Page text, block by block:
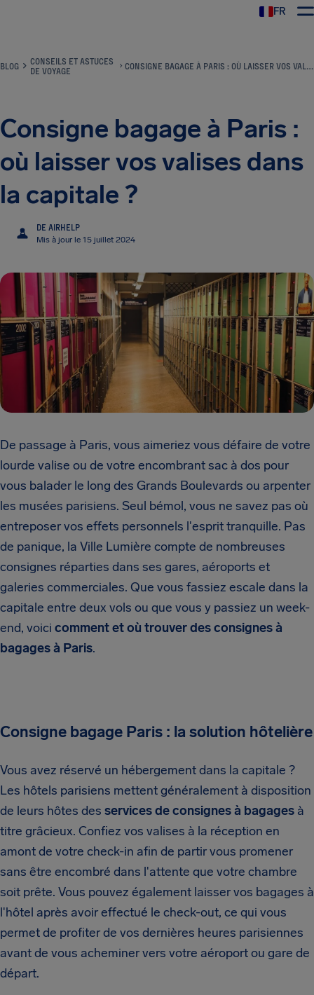
FR
BLOG
CONSEILS ET ASTUCES
DE VOYAGE
CONSIGNE BAGAGE À PARIS : OÙ LAISSER VOS VALISES DANS LA CAPITALE ?
Consigne bagage à Paris :
où laisser vos valises dans
la capitale ?
A
DE AIRHELP
Mis à jour le 15 juillet 2024
De passage à Paris, vous aimeriez vous défaire de votre
lourde valise ou de votre encombrant sac à dos pour
vous balader le long des Grands Boulevards ou arpenter
les musées parisiens. Seul bémol, vous ne savez pas où
entreposer vos effets personnels l'esprit tranquille. Pas
de panique, la Ville Lumière compte de nombreuses
consignes réparties dans ses gares, aéroports et
galeries commerciales. Que vous fassiez escale dans la
capitale entre deux vols ou que vous y passiez un week-
end, voici comment et où trouver des consignes à
bagages à Paris.
Consigne bagage Paris : la solution hôtelière
Vous avez réservé un hébergement dans la capitale ?
Les hôtels parisiens mettent généralement à disposition
de leurs hôtes des services de consignes à bagages à
titre grâcieux. Confiez vos valises à la réception en
amont de votre check-in afin de partir vous promener
sans être encombré dans l'attente que votre chambre
soit prête. Vous pouvez également laisser vos bagages à
l'hôtel après avoir effectué le check-out, ce qui vous
permet de profiter de vos dernières heures parisiennes
avant de vous acheminer vers votre aéroport ou gare de
départ.